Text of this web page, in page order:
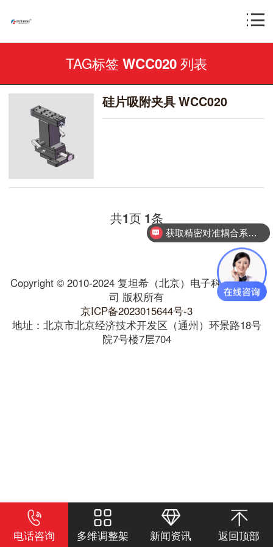
TAG标签 WCC020列表
硅片吸附夹具 WCC020
共1页 1条
Copyright © 2010-2024 复坦希（北京）电子科技有限公
司 版权所有
京ICP备2023015644号-3
地址：北京市北京经济技术开发区（通州）环景路18号
院7号楼7层704
电话咨询 多维调整架 新闻资讯 返回顶部
获取精密对准耦合系统技术方案